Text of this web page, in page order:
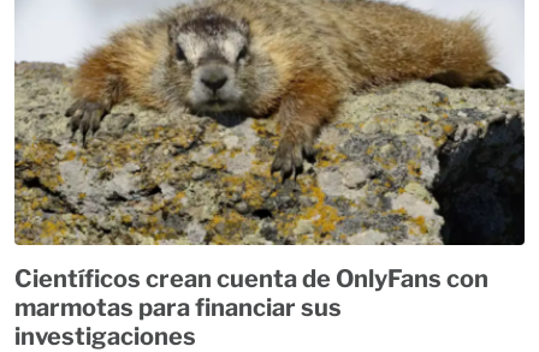
Científicos crean cuenta de OnlyFans con
marmotas para financiar sus
investigaciones